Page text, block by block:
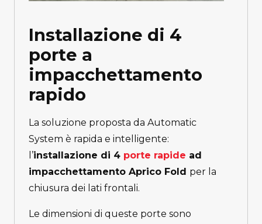
Installazione di 4
porte a
impacchettamento
rapido
La soluzione proposta da Automatic
System è rapida e intelligente:
l’installazione di 4 porte rapide ad
impacchettamento Aprico Fold per la
chiusura dei lati frontali.
Le dimensioni di queste porte sono